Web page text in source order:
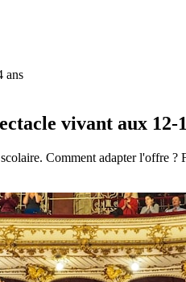
ans
vivant aux 12-
Comment adapter l'offre ?